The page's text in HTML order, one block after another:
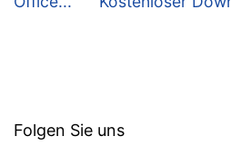
Folgen Sie uns